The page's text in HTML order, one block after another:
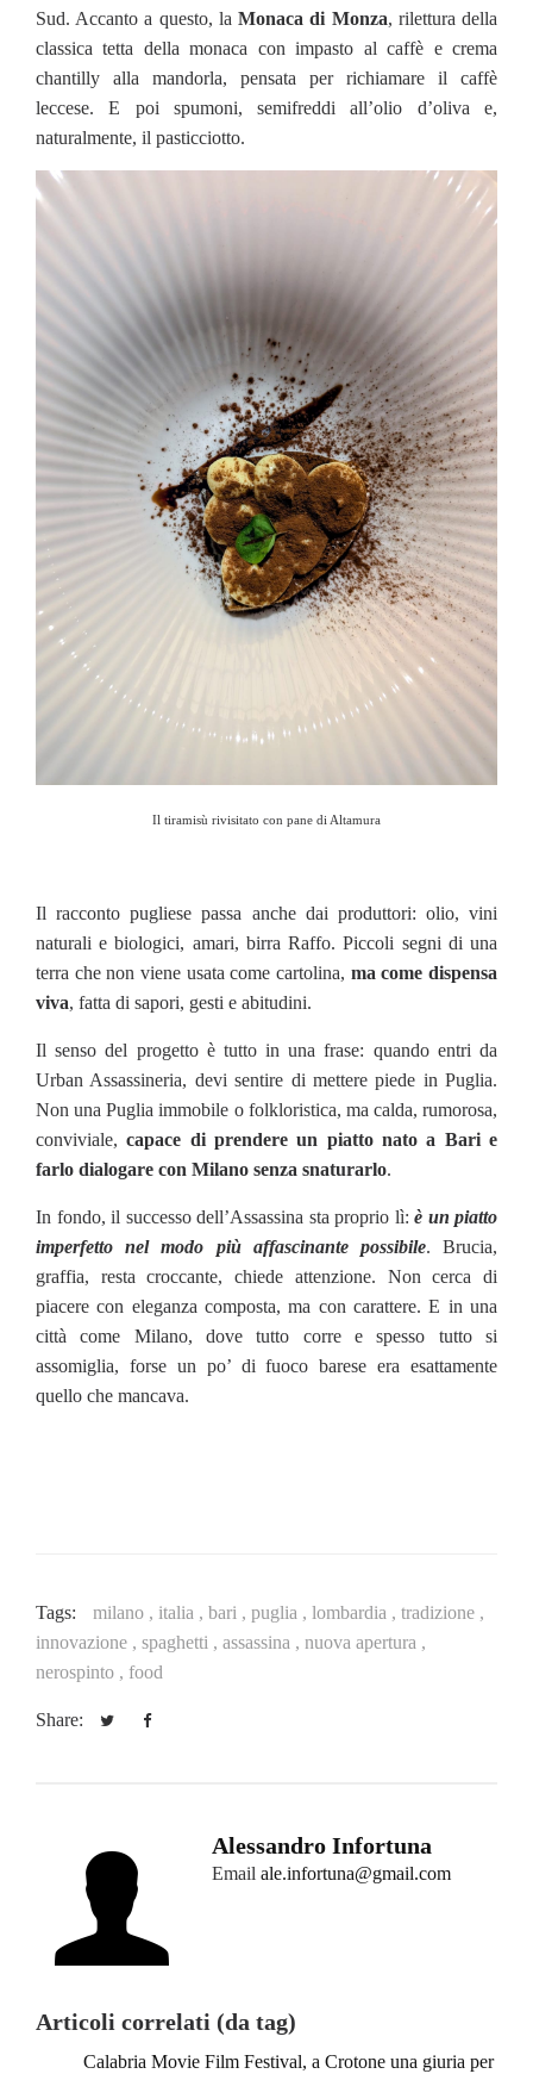
Sud. Accanto a questo, laMonaca di Monza, rilettura della
classica tetta della monaca con impasto al caffè e crema
chantilly alla mandorla, pensata per richiamare il caffè
leccese. E poi spumoni, semifreddi all’olio d’oliva e,
naturalmente, il pasticciotto.
Il tiramisù rivisitato con pane di Altamura
Il racconto pugliese passa anche dai produttori: olio, vini
naturali e biologici, amari, birra Raffo. Piccoli segni di una
terra che non viene usata come cartolina, ma come dispensa
viva, fatta di sapori, gesti e abitudini.
Il senso del progetto è tutto in una frase: quando entri da
Urban Assassineria, devi sentire di mettere piede in Puglia.
Non una Puglia immobile o folkloristica, ma calda, rumorosa,
conviviale,capace di prendere un piatto nato a Bari e
farlo dialogare con Milano senza snaturarlo.
In fondo, il successo dell’Assassina sta proprio lì: è un piatto
imperfetto nel modo più affascinante possibile. Brucia,
graffia, resta croccante, chiede attenzione. Non cerca di
piacere con eleganza composta, ma con carattere. E in una
città come Milano, dove tutto corre e spesso tutto si
assomiglia, forse un po’ di fuoco barese era esattamente
quello che mancava.
Tags: milano , italia , bari , puglia , lombardia , tradizione ,
innovazione , spaghetti , assassina , nuova apertura ,
nerospinto , food
Share:
Alessandro Infortuna
Email ale.infortuna@gmail.com
Articoli correlati (da tag)
Calabria Movie Film Festival, a Crotone una giuria per